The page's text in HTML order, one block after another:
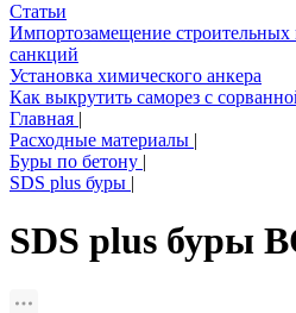
Статьи
Импортозамещение строительных
санкций
Установка химического анкера
Как выкрутить саморез с
Главная |
Расходные материалы |
Буры по бетону |
SDS plus буры |
SDS plus буры